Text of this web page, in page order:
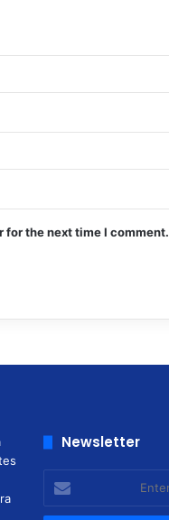
for the next time I comment.
Newsletter
your
Email